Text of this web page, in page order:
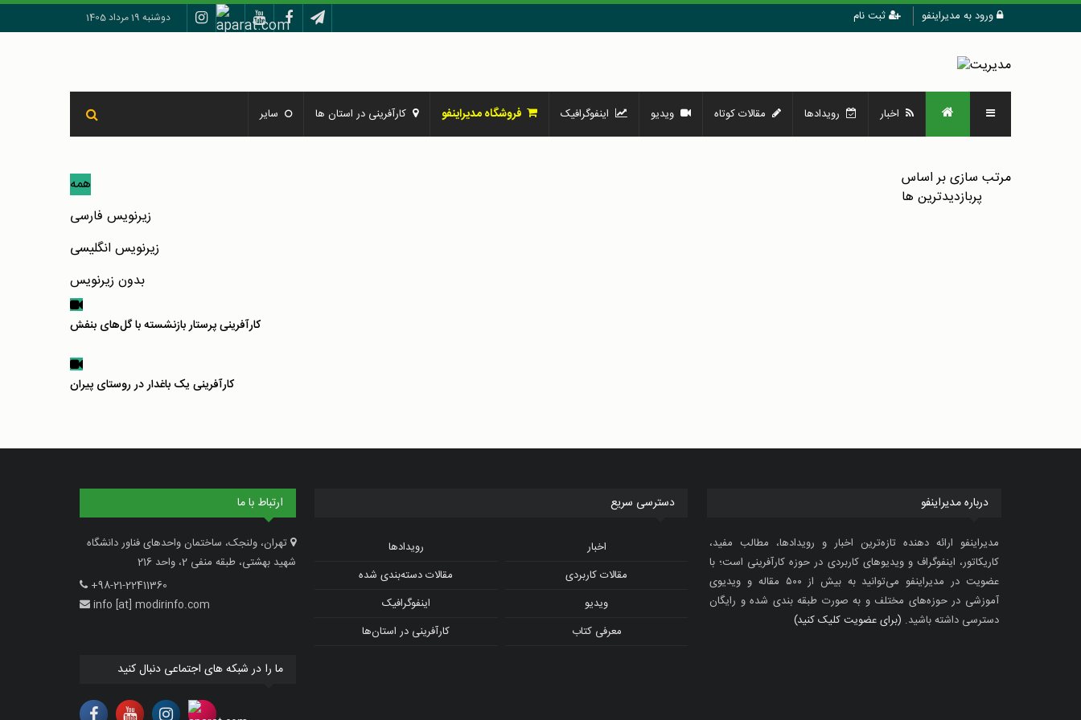
ورود به مدیراینفو ثبت نام دوشنبه 19 مرداد 1405
اخبار رویدادها مقالات کوتاه ویدیو اینفوگرافیک فروشگاه مدیراینفو کارآفرینی در استان ها سایر
مرتب سازی بر اساس
پربازدیدترین ها
همه
زیرنویس فارسی
زیرنویس انگلیسی
بدون زیرنویس
کارآفرینی پرستار بازنشسته با گل‌های بنفش
کارآفرینی یک باغدار در روستای پیران
درباره مدیراینفو
مدیراینفو ارائه دهنده تازه‌ترین اخبار و رویدادها، مطالب مفید،
کاریکاتور، اینفوگراف و ویدیوهای کاربردی در حوزه کارآفرینی است؛ با
عضویت در مدیراینفو می‌توانید به بیش از ۵۰۰ مقاله و ویدیوی
آموزشی در حوزه‌های مختلف و به صورت طبقه بندی شده و رایگان
دسترسی داشته باشید. (برای عضویت کلیک کنید)
دسترسی سریع
اخبار
رویدادها
مقالات کاربردی
مقالات دسته‌بندی شده
ویدیو
اینفوگرافیک
معرفی کتاب
کارآفرینی در استان‌ها
ارتباط با ما
تهران، ولنجک، ساختمان واحدهای فناور دانشگاه
شهید بهشتی، طبقه منفی 2، واحد 216
+98-21-22411360
info [at] modirinfo.com
ما را در شبکه های اجتماعی دنبال کنید